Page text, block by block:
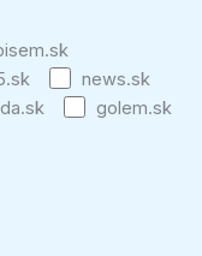
news.sk
golem.sk